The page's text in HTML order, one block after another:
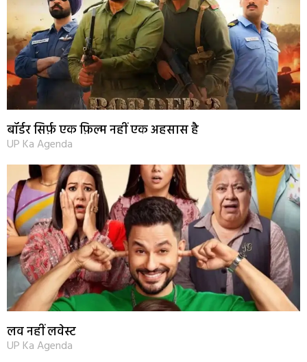
बॉर्डर सिर्फ़ एक फ़िल्म नहीं एक अहसास है
UP Ka Agenda
लव नहीं लवेस्ट
UP Ka Agenda